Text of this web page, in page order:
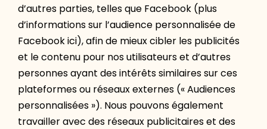
d’autres parties, telles que Facebook (plus
d’informations sur l’audience personnalisée de
Facebook ici), afin de mieux cibler les publicités
et le contenu pour nos utilisateurs et d’autres
personnes ayant des intérêts similaires sur ces
plateformes ou réseaux externes (« Audiences
personnalisées »). Nous pouvons également
travailler avec des réseaux publicitaires et des